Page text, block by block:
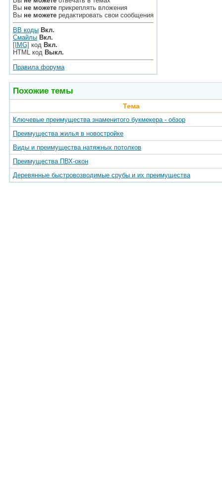
Вы не можете прикреплять вложения
Вы не можете редактировать свои сообщения
BB коды Вкл.
Смайлы Вкл.
[IMG] код Вкл.
HTML код Выкл.
Правила форума
Похожие темы
Тема
Ключевые преимущества знаменитого букмекера - обзор
Преимущества жилья в новостройке
Виды и преимущества натяжных потолков
Преимущества ПВХ-окон
Деревянные быстровозводимые срубы и их преимущества